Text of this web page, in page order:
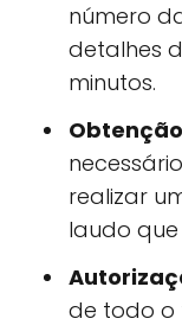
número
detalhes
minutos.
realizar
laudo
de todo o